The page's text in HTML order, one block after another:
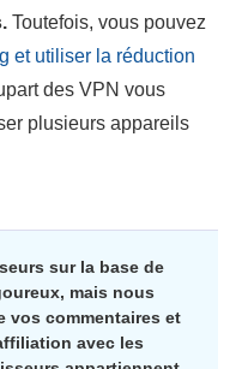
Toutefois, vous pouvez
et utiliser la réduction
des VPN vous
plusieurs appareils
sur la base de
mais nous
vos commentaires et
avec les